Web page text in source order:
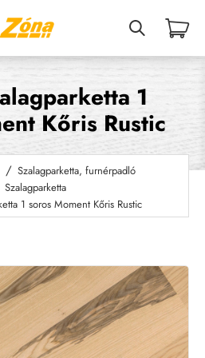
1
Kőris Rustic
Szalagparketta, furnérpadló
Szalagparketta
1 soros Moment Kőris Rustic